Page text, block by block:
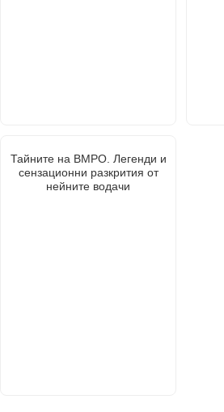
Тайните на ВМРО. Легенди и
сензационни разкрития от
нейните водачи